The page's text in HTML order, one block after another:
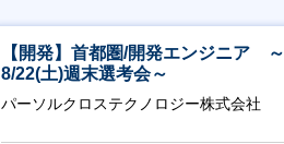
【開発】首都圏/開発エンジニア ～
8/22(土)週末選考会～
パーソルクロステクノロジー株式会社